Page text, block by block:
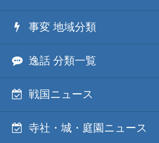
事変 地域分類
逸話 分類一覧
戦国ニュース
寺社・城・庭園ニュース